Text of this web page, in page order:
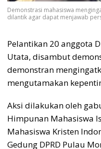
Demonstrasi mahasiswa
dilantik agar dapat menjawab
Pelantikan 20 anggota
Utata, disambut
demonstran
mengutamakan
Aksi dilakukan oleh
Himpunan Mahasiswa
Mahasiswa Kristen
Gedung DPRD Pulau